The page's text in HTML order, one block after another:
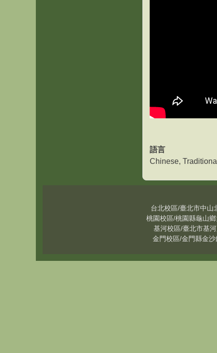
語言
Chinese,
台北校區/臺北市中
桃園校區/桃園縣龜山
基河校區/臺北市基
金門校區/金門縣金